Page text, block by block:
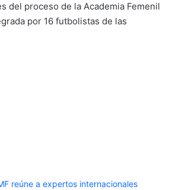
del proceso de la Academia Femenil
por 16 futbolistas de las
reúne a expertos internacionales